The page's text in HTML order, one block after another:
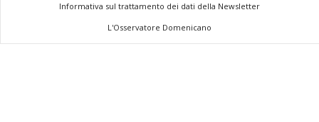
Informativa sul trattamento dei dati della Newsletter
L'Osservatore Domenicano